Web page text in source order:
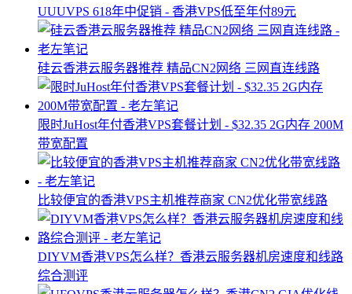
UUUVPS 618年中促销 - 香港VPS低至年付89元
硅云香港云服务器推荐 精品CN2网络 三网直连线路
限时JuHost年付香港VPS套餐计划 - $32.35 2G内存 200M
带宽配置
比较便宜的香港VPS主机推荐商家 CN2优化带宽线路
DIYVM香港VPS怎么样？香港云服务器机房速度和线路
综合测评